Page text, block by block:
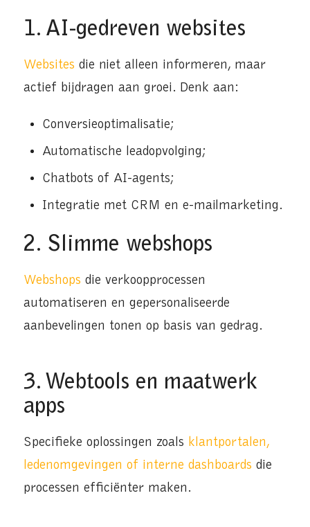
1. AI-gedreven websites
Websites die niet alleen informeren, maar
actief bijdragen aan groei. Denk aan:
Conversieoptimalisatie;
Automatische leadopvolging;
Chatbots of AI-agents;
Integratie met CRM en e-mailmarketing.
2. Slimme webshops
Webshops die verkoopprocessen
automatiseren en gepersonaliseerde
aanbevelingen tonen op basis van gedrag.
3. Webtools en maatwerk
apps
Specifieke oplossingen zoals klantportalen,
ledenomgevingen of interne dashboards die
processen efficiënter maken.